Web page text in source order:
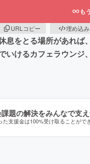
も
URLコピー 埋め込み
をとる場所があれ
いけるカフェラウン
題の解決をみんなで支
た支援金は100%受け取ることがで